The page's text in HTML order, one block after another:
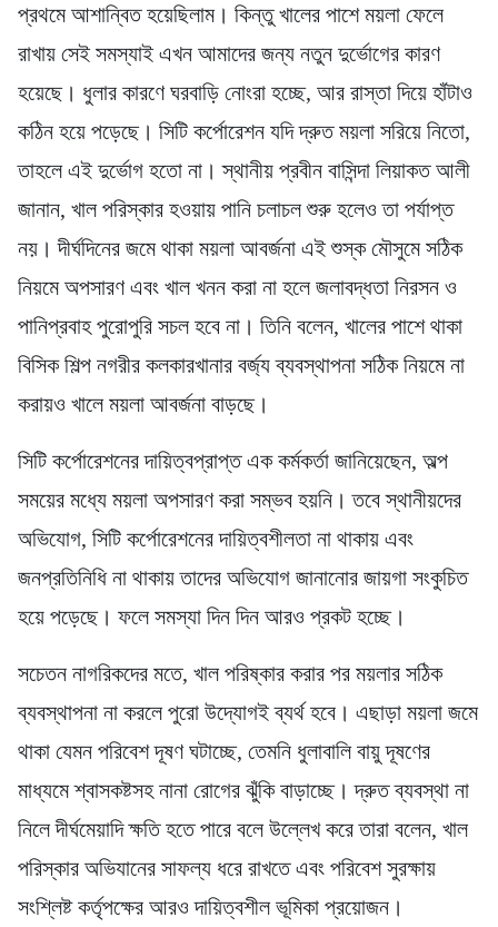
প্রথমে আশান্বিত হয়েছিলাম। কিন্তু খালের পাশে ময়লা ফেলে
রাখায় সেই সমস্যাই এখন আমাদের জন্য নতুন দুর্ভোগের কারণ
হয়েছে। ধুলার কারণে ঘরবাড়ি নোংরা হচ্ছে, আর রাস্তা দিয়ে হাঁটাও
কঠিন হয়ে পড়েছে। সিটি কর্পোরেশন যদি দ্রুত ময়লা সরিয়ে নিতো,
তাহলে এই দুর্ভোগ হতো না। স্থানীয় প্রবীন বাসিন্দা লিয়াকত আলী
জানান, খাল পরিস্কার হওয়ায় পানি চলাচল শুরু হলেও তা পর্যাপ্ত
নয়। দীর্ঘদিনের জমে থাকা ময়লা আবর্জনা এই শুস্ক মৌসুমে সঠিক
নিয়মে অপসারণ এবং খাল খনন করা না হলে জলাবদ্ধতা নিরসন ও
পানিপ্রবাহ পুরোপুরি সচল হবে না। তিনি বলেন, খালের পাশে থাকা
বিসিক শিল্প নগরীর কলকারখানার বর্জ্য ব্যবস্থাপনা সঠিক নিয়মে না
করায়ও খালে ময়লা আবর্জনা বাড়ছে।
সিটি কর্পোরেশনের দায়িত্বপ্রাপ্ত এক কর্মকর্তা জানিয়েছেন, অল্প
সময়ের মধ্যে ময়লা অপসারণ করা সম্ভব হয়নি। তবে স্থানীয়দের
অভিযোগ, সিটি কর্পোরেশনের দায়িত্বশীলতা না থাকায় এবং
জনপ্রতিনিধি না থাকায় তাদের অভিযোগ জানানোর জায়গা সংকুচিত
হয়ে পড়েছে। ফলে সমস্যা দিন দিন আরও প্রকট হচ্ছে।
সচেতন নাগরিকদের মতে, খাল পরিষ্কার করার পর ময়লার সঠিক
ব্যবস্থাপনা না করলে পুরো উদ্যোগই ব্যর্থ হবে। এছাড়া ময়লা জমে
থাকা যেমন পরিবেশ দূষণ ঘটাচ্ছে, তেমনি ধুলাবালি বায়ু দূষণের
মাধ্যমে শ্বাসকষ্টসহ নানা রোগের ঝুঁকি বাড়াচ্ছে। দ্রুত ব্যবস্থা না
নিলে দীর্ঘমেয়াদি ক্ষতি হতে পারে বলে উল্লেখ করে তারা বলেন, খাল
পরিস্কার অভিযানের সাফল্য ধরে রাখতে এবং পরিবেশ সুরক্ষায়
সংশ্লিষ্ট কর্তৃপক্ষের আরও দায়িত্বশীল ভূমিকা প্রয়োজন।